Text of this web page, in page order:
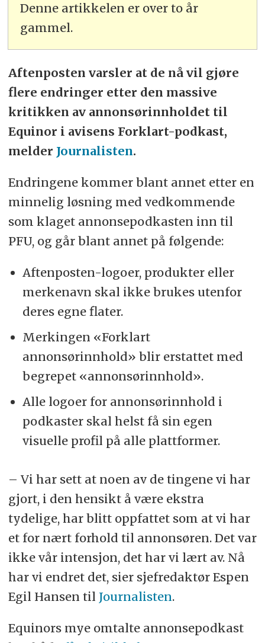
Denne artikkelen er over to år
gammel.
Aftenposten varsler at de nå vil gjøre
flere endringer etter den massive
kritikken av annonsørinnholdet til
Equinor i avisens Forklart-podkast,
melder Journalisten.
Endringene kommer blant annet etter en
minnelig løsning med vedkommende
som klaget annonsepodkasten inn til
PFU, og går blant annet på følgende:
Aftenposten-logoer, produkter eller
merkenavn skal ikke brukes utenfor
deres egne flater.
Merkingen «Forklart
annonsørinnhold» blir erstattet med
begrepet «annonsørinnhold».
Alle logoer for annonsørinnhold i
podkaster skal helst få sin egen
visuelle profil på alle plattformer.
– Vi har sett at noen av de tingene vi har
gjort, i den hensikt å være ekstra
tydelige, har blitt oppfattet som at vi har
et for nært forhold til annonsøren. Det var
ikke vår intensjon, det har vi lært av. Nå
har vi endret det, sier sjefredaktør Espen
Egil Hansen til Journalisten.
Equinors mye omtalte annonsepodkast